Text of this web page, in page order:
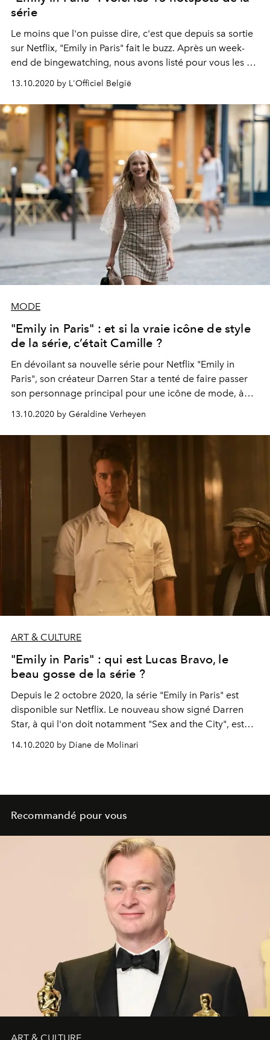
série
Le moins que l'on puisse dire, c'est que depuis sa sortie
sur Netflix, "Emily in Paris" fait le buzz. Après un week-
end de bingewatching, nous avons listé pour vous les 15
spots parisiens incontournables aperçus dans le show,
depuis le restaurant de Gabriel, jusqu'au café de Flore.
Suivez le guide !
13.10.2020 by L'Officiel België
MODE
"Emily in Paris" : et si la vraie icône de style
de la série, c’était Camille ?
En dévoilant sa nouvelle série pour Netflix "Emily in
Paris", son créateur Darren Star a tenté de faire passer
son personnage principal pour une icône de mode, à
l’instar de Carrie Bradshaw dans "Sex and The City". Pari
raté, puisque c’est un autre personnage de la série,
Camille, qui lui vole la vedette.
13.10.2020 by Géraldine Verheyen
ART & CULTURE
"Emily in Paris" : qui est Lucas Bravo, le
beau gosse de la série ?
Depuis le 2 octobre 2020, la série "Emily in Paris" est
disponible sur Netflix. Le nouveau show signé Darren
Star, à qui l'on doit notamment "Sex and the City", est
rapidement devenu la nouvelle obsession d’Internet.
L'une des raisons ? Le très joli voisin d’Emily, le chef
fini d'entendre parler.
14.10.2020 by Diane de Molinari
Recommandé pour vous